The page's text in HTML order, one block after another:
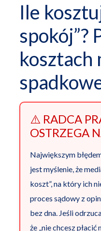
Ile
spokój”?
kosztach
⚠️ RADCA
OSTRZEGA
Największym
jest myślenie, że
koszt”, na który ich
proces sądowy z
bez dna. Jeśli
że „nie chcesz płacić